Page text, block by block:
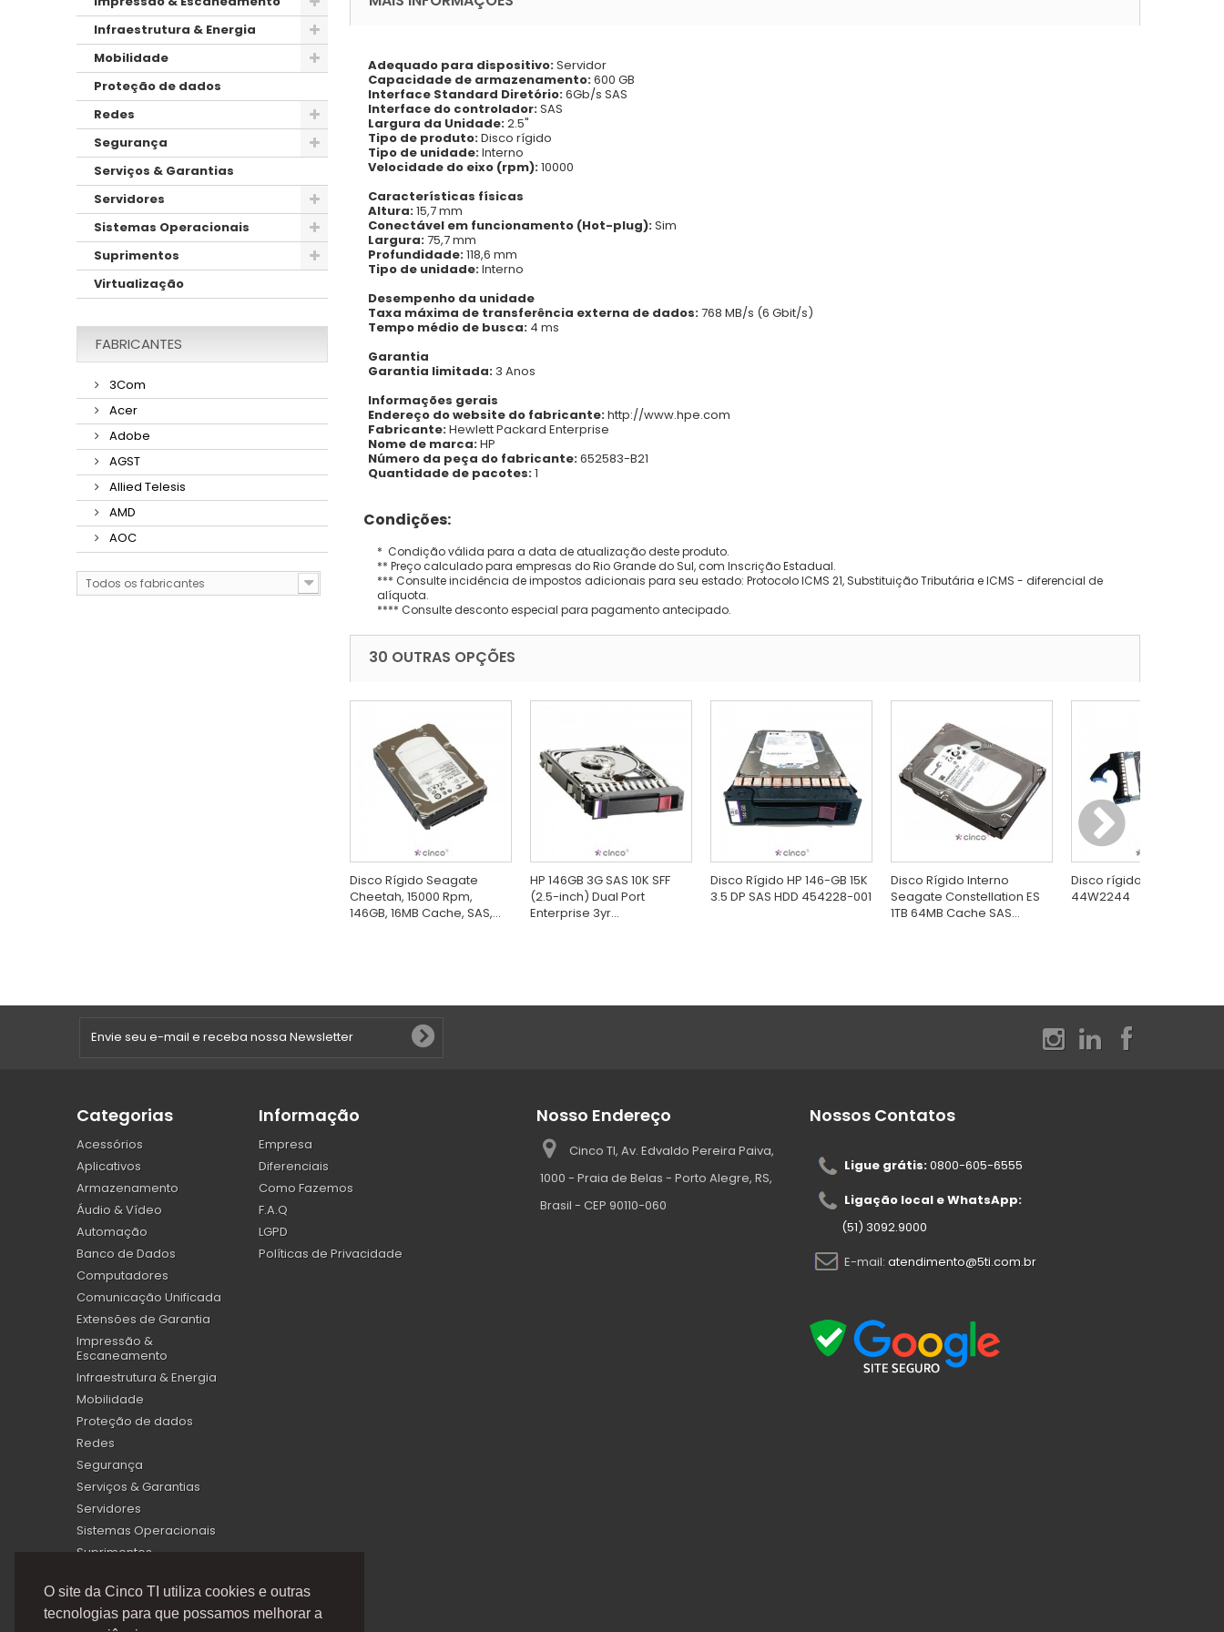
O site da Cinco TI utiliza cookies e outras
tecnologias para que possamos melhorar a
Infraestrutura & Energia
Mobilidade
Proteção de dados
Redes
Segurança
Serviços & Garantias
Servidores
Sistemas Operacionais
Suprimentos
Virtualização
FABRICANTES
3Com
Acer
Adobe
AGST
Allied Telesis
AMD
AOC
Todos os fabricantes
Adequado para dispositivo:Servidor
Capacidade de armazenamento:600 GB
Interface Standard Diretório:6Gb/s SAS
Interface do controlador:SAS
Largura da Unidade:2.5"
Tipo de produto:Disco rígido
Tipo de unidade:Interno
Velocidade do eixo (rpm):10000
Características físicas
Altura:15,7 mm
Conectável em funcionamento (Hot-plug):Sim
Largura:75,7 mm
Profundidade:118,6 mm
Tipo de unidade:Interno
Desempenho da unidade
Taxa máxima de transferência externa de dados:768 MB/s (6 Gbit/s)
Tempo médio de busca: 4 ms
Garantia
Garantia limitada: 3 Anos
Informações gerais
Endereço do website do fabricante:http://www.hpe.com
Fabricante:Hewlett Packard Enterprise
Nome de marca:HP
Número da peça do fabricante:652583-B21
Quantidade de pacotes:1
Condições:
* Condição válida para a data de atualização deste produto.
** Preço calculado para empresas do Rio Grande do Sul, com Inscrição Estadual.
*** Consulte incidência de impostos adicionais para seu estado: Protocolo ICMS 21, Substituição Tributária e ICMS - diferencial de
alíquota.
**** Consulte desconto especial para pagamento antecipado.
30 OUTRAS OPÇÕES
Disco Rígido Seagate
Cheetah, 15000 Rpm,
146GB, 16MB Cache, SAS,...
HP 146GB 3G SAS 10K SFF
(2.5-inch) Dual Port
Enterprise 3yr...
Disco Rígido HP 146-GB 15K
3.5 DP SAS HDD 454228-001
Disco Rígido Interno
Seagate Constellation ES
1TB 64MB Cache SAS...
Disco rígido IBM GB
44W2244
Categorias
Acessórios
Aplicativos
Armazenamento
Áudio & Vídeo
Automação
Banco de Dados
Computadores
Comunicação Unificada
Extensões de Garantia
Impressão &
Escaneamento
Infraestrutura & Energia
Mobilidade
Proteção de dados
Redes
Segurança
Serviços & Garantias
Servidores
Sistemas Operacionais
Suprimentos
Informação
Empresa
Diferenciais
Como Fazemos
F.A.Q
LGPD
Políticas de Privacidade
Nosso Endereço
Cinco TI, Av. Edvaldo Pereira Paiva,
1000 - Praia de Belas - Porto Alegre, RS,
Brasil - CEP 90110-060
Nossos Contatos
Ligue grátis:0800-605-6555
Ligação local e WhatsApp:
(51) 3092.9000
E-mail: atendimento@5ti.com.br